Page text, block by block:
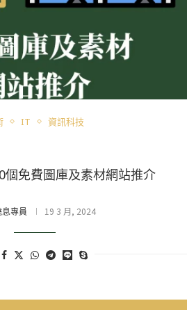
IT 資訊科技
個免費圖庫及素材網站推介
專員 19 3 月, 2024